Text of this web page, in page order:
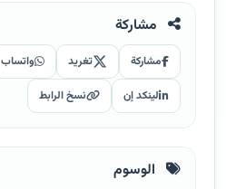
مشاركة
مشاركة تغريد واتساب
لينكد إن نسخ الرابط
الوسوم